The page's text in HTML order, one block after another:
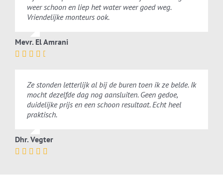
weer schoon en liep het water weer goed weg.
Vriendelijke monteurs ook.
Mevr. El Amrani
Ze stonden letterlijk al bij de buren toen ik ze belde. Ik
mocht dezelfde dag nog aansluiten. Geen gedoe,
duidelijke prijs en een schoon resultaat. Echt heel
praktisch.
Dhr. Vegter